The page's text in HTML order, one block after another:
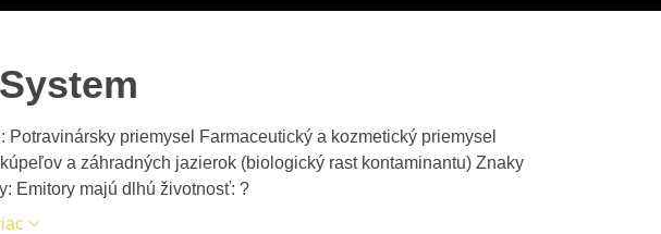
Potravinársky priemysel Farmaceutický a kozmetický priemysel
a záhradných jazierok (biologický rast kontaminantu) Znaky
Emitory majú dlhú životnosť: ?